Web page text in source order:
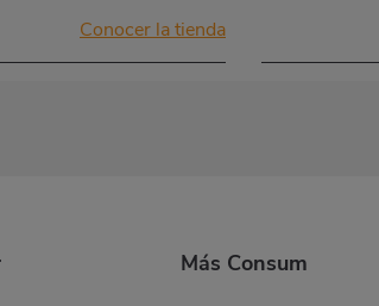
Conocer la tienda
Más Consum